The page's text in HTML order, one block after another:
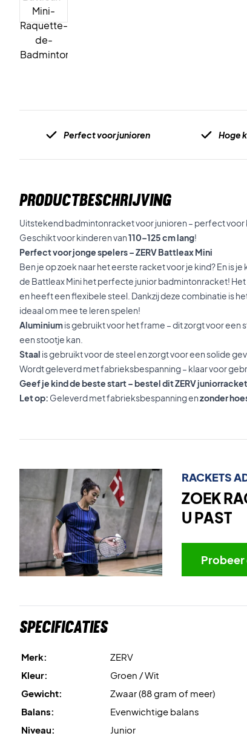
Perfect voor junioren Hoge
PRODUCTBESCHRIJVING
Uitstekend badmintonracket voor junioren – perfect
Geschikt voor kinderen van110–125 cm lang!
Perfect voor jonge spelers – ZERV Battleax Mini
Ben je op zoek naar het eerste racket voor je kind? En is je
de Battleax Mini het perfecte junior badmintonracket!
en heeft een flexibele steel. Dankzij deze combinatie is
ideaal om mee te leren spelen!
Aluminiumis gebruikt voor het frame – dit zorgt voor
een stootje kan.
Staal is gebruikt voor de steel en zorgt voor een solide
Wordt geleverd met fabrieksbespanning – klaar voor
Geef je kind de beste start – bestel dit ZERV
Let op: Geleverd met fabrieksbespanning enzonder
RACKETS
ZOEK
U PAST
Specificaties
Merk:
ZERV
Kleur:
Groen / Wit
Gewicht:
Zwaar (88 gram of meer)
Balans:
Evenwichtige balans
Niveau:
Junior